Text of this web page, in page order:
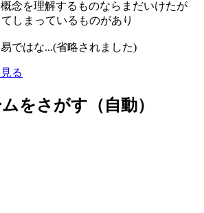
念を理解するものならまだいけたが
しまっているものがあり
ではな...(省略されました)
る
をさがす（自動）